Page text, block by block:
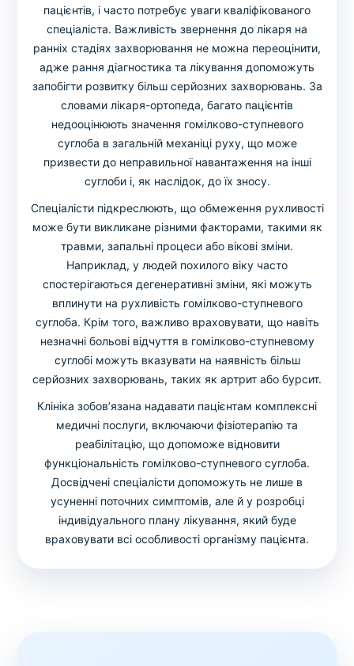
пацієнтів, і часто потребує уваги кваліфікованого
спеціаліста. Важливість звернення до лікаря на
ранніх стадіях захворювання не можна переоцінити,
адже рання діагностика та лікування допоможуть
запобігти розвитку більш серйозних захворювань. За
словами лікаря-ортопеда, багато пацієнтів
недооцінюють значення гомілково-ступневого
суглоба в загальній механіці руху, що може
призвести до неправильної навантаження на інші
суглоби і, як наслідок, до їх зносу.
Спеціалісти підкреслюють, що обмеження рухливості
може бути викликане різними факторами, такими як
травми, запальні процеси або вікові зміни.
Наприклад, у людей похилого віку часто
спостерігаються дегенеративні зміни, які можуть
вплинути на рухливість гомілково-ступневого
суглоба. Крім того, важливо враховувати, що навіть
незначні больові відчуття в гомілково-ступневому
суглобі можуть вказувати на наявність більш
серйозних захворювань, таких як артрит або бурсит.
Клініка зобов’язана надавати пацієнтам комплексні
медичні послуги, включаючи фізіотерапію та
реабілітацію, що допоможе відновити
функціональність гомілково-ступневого суглоба.
Досвідчені спеціалісти допоможуть не лише в
усуненні поточних симптомів, але й у розробці
індивідуального плану лікування, який буде
враховувати всі особливості організму пацієнта.